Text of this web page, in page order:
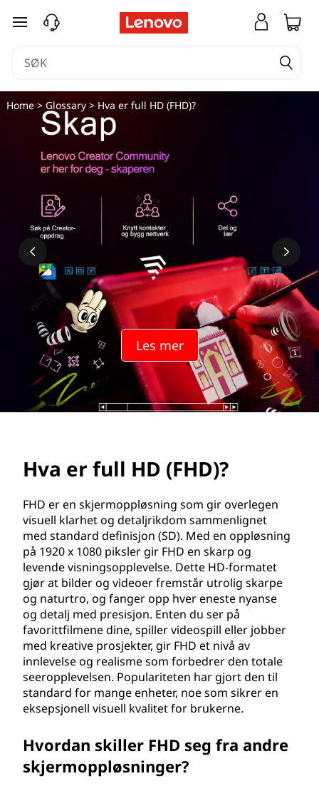
H
e
H
gå til hovedinnhold
Les mer
Home> Glossary> Hva er full HD (FHD)?
Hva er full HD (FHD)?
FHD er en skjermoppløsning som gir overlegen
visuell klarhet og detaljrikdom sammenlignet
med standard definisjon (SD). Med en oppløsning
på 1920 x 1080 piksler gir FHD en skarp og
levende visningsopplevelse. Dette HD-formatet
gjør at bilder og videoer fremstår utrolig skarpe
og naturtro, og fanger opp hver eneste nyanse
og detalj med presisjon. Enten du ser på
favorittfilmene dine, spiller videospill eller jobber
med kreative prosjekter, gir FHD et nivå av
innlevelse og realisme som forbedrer den totale
seeropplevelsen. Populariteten har gjort den til
standard for mange enheter, noe som sikrer en
eksepsjonell visuell kvalitet for brukerne.
Hvordan skiller FHD seg fra andre
skjermoppløsninger?